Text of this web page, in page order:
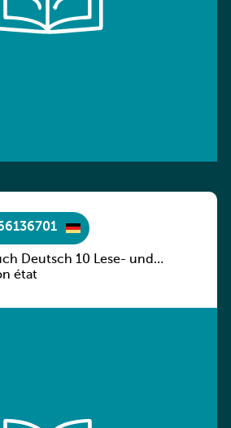
Deutsch 10 Lese- und
état